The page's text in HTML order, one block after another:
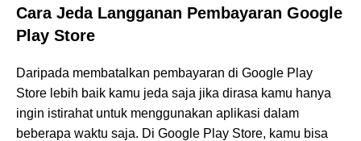
Cara Jeda Langganan Pembayaran Google
Play Store
Daripada membatalkan pembayaran di Google Play
Store lebih baik kamu jeda saja jika dirasa kamu hanya
ingin istirahat untuk menggunakan aplikasi dalam
beberapa waktu saja. Di Google Play Store, kamu bisa